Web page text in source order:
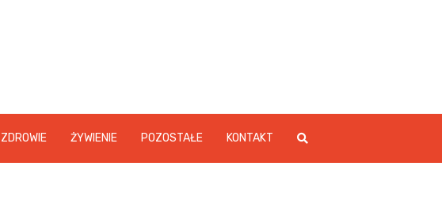
ZDROWIE ŻYWIENIE POZOSTAŁE KONTAKT